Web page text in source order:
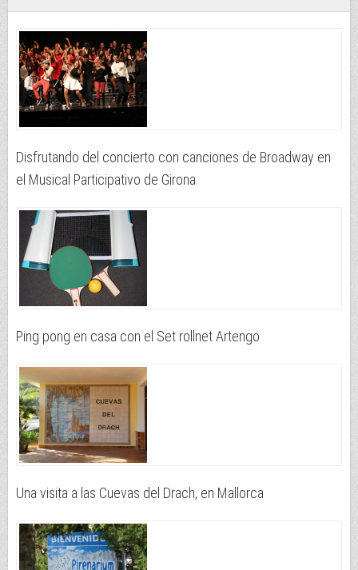
Disfrutando del concierto con canciones de Broadway en
el Musical Participativo de Girona
Ping pong en casa con el Set rollnet Artengo
Una visita a las Cuevas del Drach, en Mallorca